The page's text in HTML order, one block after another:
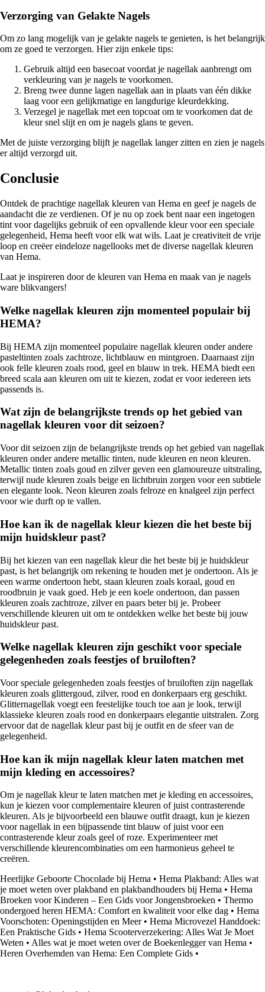
Verzorging van Gelakte Nagels
Om zo lang mogelijk van je gelakte nagels te genieten, is het belangrijk
om ze goed te verzorgen. Hier zijn enkele tips:
Gebruik altijd een basecoat voordat je nagellak aanbrengt om
verkleuring van je nagels te voorkomen.
Breng twee dunne lagen nagellak aan in plaats van één dikke
laag voor een gelijkmatige en langdurige kleurdekking.
Verzegel je nagellak met een topcoat om te voorkomen dat de
kleur snel slijt en om je nagels glans te geven.
Met de juiste verzorging blijft je nagellak langer zitten en zien je nagels
er altijd verzorgd uit.
Conclusie
Ontdek de prachtige nagellak kleuren van Hema en geef je nagels de
aandacht die ze verdienen. Of je nu op zoek bent naar een ingetogen
tint voor dagelijks gebruik of een opvallende kleur voor een speciale
gelegenheid, Hema heeft voor elk wat wils. Laat je creativiteit de vrije
loop en creëer eindeloze nagellooks met de diverse nagellak kleuren
van Hema.
Laat je inspireren door de kleuren van Hema en maak van je nagels
ware blikvangers!
Welke nagellak kleuren zijn momenteel populair bij
HEMA?
Bij HEMA zijn momenteel populaire nagellak kleuren onder andere
pasteltinten zoals zachtroze, lichtblauw en mintgroen. Daarnaast zijn
ook felle kleuren zoals rood, geel en blauw in trek. HEMA biedt een
breed scala aan kleuren om uit te kiezen, zodat er voor iedereen iets
passends is.
Wat zijn de belangrijkste trends op het gebied van
nagellak kleuren voor dit seizoen?
Voor dit seizoen zijn de belangrijkste trends op het gebied van nagellak
kleuren onder andere metallic tinten, nude kleuren en neon kleuren.
Metallic tinten zoals goud en zilver geven een glamoureuze uitstraling,
terwijl nude kleuren zoals beige en lichtbruin zorgen voor een subtiele
en elegante look. Neon kleuren zoals felroze en knalgeel zijn perfect
voor wie durft op te vallen.
Hoe kan ik de nagellak kleur kiezen die het beste bij
mijn huidskleur past?
Bij het kiezen van een nagellak kleur die het beste bij je huidskleur
past, is het belangrijk om rekening te houden met je ondertoon. Als je
een warme ondertoon hebt, staan kleuren zoals koraal, goud en
roodbruin je vaak goed. Heb je een koele ondertoon, dan passen
kleuren zoals zachtroze, zilver en paars beter bij je. Probeer
verschillende kleuren uit om te ontdekken welke het beste bij jouw
huidskleur past.
Welke nagellak kleuren zijn geschikt voor speciale
gelegenheden zoals feestjes of bruiloften?
Voor speciale gelegenheden zoals feestjes of bruiloften zijn nagellak
kleuren zoals glittergoud, zilver, rood en donkerpaars erg geschikt.
Glitternagellak voegt een feestelijke touch toe aan je look, terwijl
klassieke kleuren zoals rood en donkerpaars elegantie uitstralen. Zorg
ervoor dat de nagellak kleur past bij je outfit en de sfeer van de
gelegenheid.
Hoe kan ik mijn nagellak kleur laten matchen met
mijn kleding en accessoires?
Om je nagellak kleur te laten matchen met je kleding en accessoires,
kun je kiezen voor complementaire kleuren of juist contrasterende
kleuren. Als je bijvoorbeeld een blauwe outfit draagt, kun je kiezen
voor nagellak in een bijpassende tint blauw of juist voor een
contrasterende kleur zoals geel of roze. Experimenteer met
verschillende kleurencombinaties om een harmonieus geheel te
creëren.
Heerlijke Geboorte Chocolade bij Hema • Hema Plakband: Alles wat
je moet weten over plakband en plakbandhouders bij Hema • Hema
Broeken voor Kinderen – Een Gids voor Jongensbroeken • Thermo
ondergoed heren HEMA: Comfort en kwaliteit voor elke dag • Hema
Voorschoten: Openingstijden en Meer• Hema Microvezel Handdoek:
Een Praktische Gids • Hema Scooterverzekering: Alles Wat Je Moet
Weten • Alles wat je moet weten over de Boekenlegger van Hema •
Heren Overhemden van Hema: Een Complete Gids •